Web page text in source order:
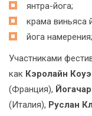
янтра-йога;
крама виньяса
йога намерения;
Участниками
как Кэролайн
(Франция),
(Италия), Руслан